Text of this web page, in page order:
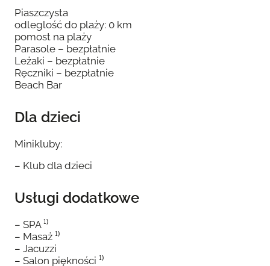
Piaszczysta
odleglość do plaży: 0 km
pomost na plaży
Parasole – bezpłatnie
Leżaki – bezpłatnie
Ręczniki – bezpłatnie
Beach Bar
Dla dzieci
Minikluby:
– Klub dla dzieci
Usługi dodatkowe
– SPA ¹⁾
– Masaż ¹⁾
– Jacuzzi
– Salon piękności ¹⁾